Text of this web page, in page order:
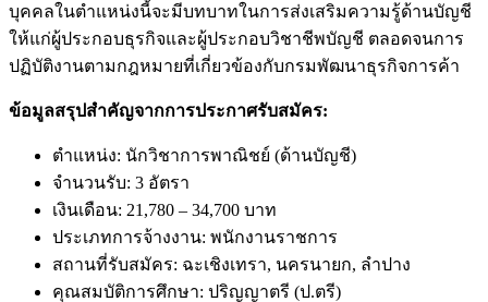
บุคคลในตำแหน่งนี้จะมีบทบาทในการส่งเสริมความรู้ด้านบัญชี
ให้แก่ผู้ประกอบธุรกิจและผู้ประกอบวิชาชีพบัญชี ตลอดจนการ
ปฏิบัติงานตามกฎหมายที่เกี่ยวข้องกับกรมพัฒนาธุรกิจการค้า
ข้อมูลสรุปสำคัญจากการประกาศรับสมัคร:
ตำแหน่ง: นักวิชาการพาณิชย์ (ด้านบัญชี)
จำนวนรับ: 3 อัตรา
เงินเดือน: 21,780 – 34,700 บาท
ประเภทการจ้างงาน: พนักงานราชการ
สถานที่รับสมัคร: ฉะเชิงเทรา, นครนายก, ลำปาง
คุณสมบัติการศึกษา: ปริญญาตรี (ป.ตรี)